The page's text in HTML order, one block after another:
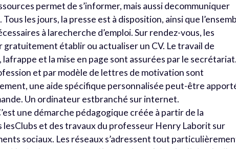
permet de s’informer, mais aussi decommuniquer
les jours, la presse est à disposition, ainsi que
à larecherche d’emploi. Sur rendez-vous, les
gratuitement établir ou actualiser un CV. Le travail de
et la mise en page sont assurées par le secrétariat.
et par modèle de lettres de motivation sont
une aide spécifique personnalisée peut-être
Un ordinateur estbranché sur internet.
une démarche pédagogique créée à partir de la
lesClubs et des travaux du professeur Henry Laborit sur
sociaux. Les réseaux s’adressent tout